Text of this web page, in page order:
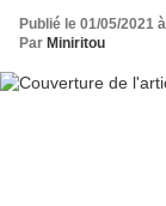
Publié le 01/05/2021
Par Miniritou